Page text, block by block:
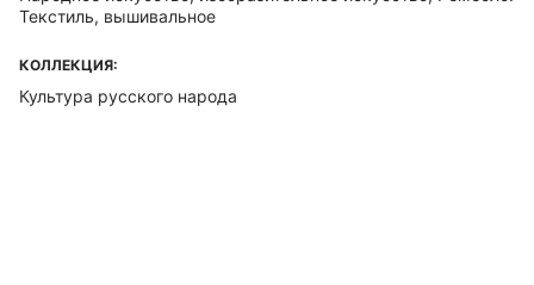
Текстиль, вышивальное
КОЛЛЕКЦИЯ:
Культура русского народа